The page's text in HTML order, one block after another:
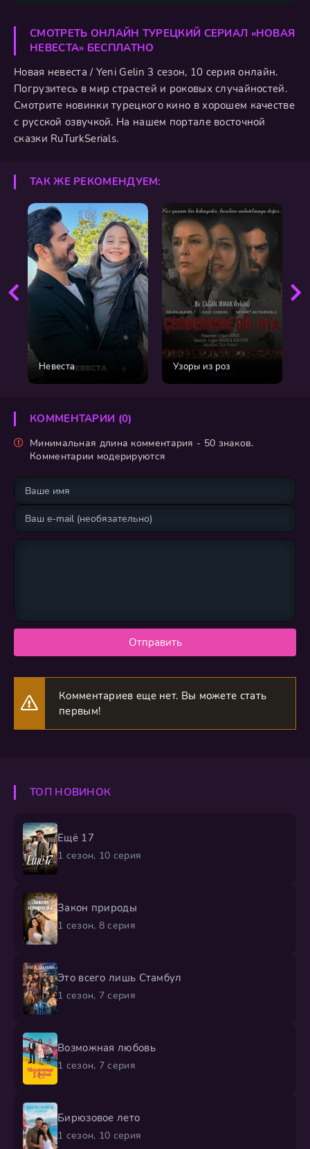
СМОТРЕТЬ ОНЛАЙН ТУРЕЦКИЙ СЕРИАЛ «НОВАЯ
НЕВЕСТА» БЕСПЛАТНО
Новая невеста / Yeni Gelin 3 сезон, 10 серия онлайн.
Погрузитесь в мир страстей и роковых случайностей.
Смотрите новинки турецкого кино в хорошем качестве
с русской озвучкой. На нашем портале восточной
сказки RuTurkSerials.
ТАК ЖЕ РЕКОМЕНДУЕМ:
Невеста Узоры из роз
КОММЕНТАРИИ (0)
Минимальная длина комментария - 50 знаков.
Комментарии модерируются
Отправить
Комментариев еще нет. Вы можете стать
первым!
ТОП НОВИНОК
Ещё 17
1 сезон, 10 серия
Закон природы
1 сезон, 8 серия
Это всего лишь Стамбул
1 сезон, 7 серия
Возможная любовь
1 сезон, 7 серия
Бирюзовое лето
1 сезон, 10 серия